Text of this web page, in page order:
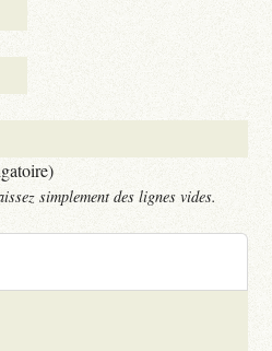
simplement des lignes vides.